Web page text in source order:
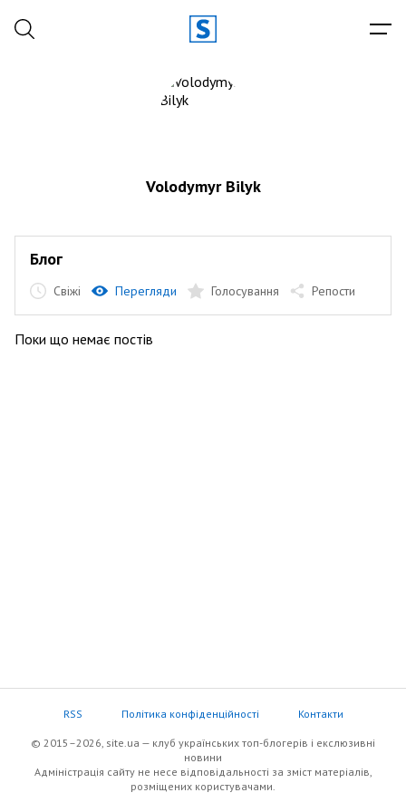
Volodymyr Bilyk
Блог
Свіжі Перегляди Голосування Репости
Поки що немає постів
RSS Політика конфіденційності Контакти
© 2015–2026, site.ua — клуб українських топ-блогерів i екслюзивнi
новини
Адміністрація сайту не несе відповідальності за зміст матеріалів,
розміщених користувачами.